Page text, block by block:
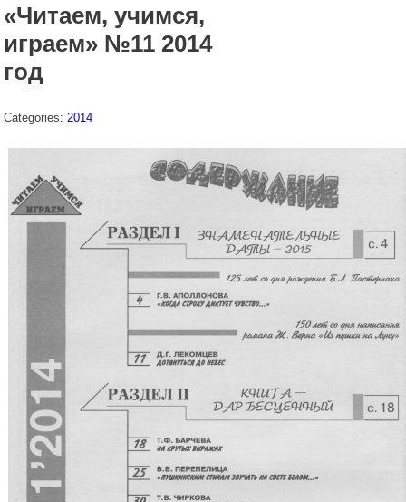
«Читаем, учимся,
играем» №11 2014
год
Categories: 2014